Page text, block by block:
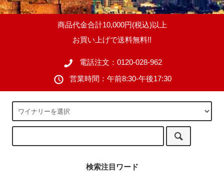
商品代金合計10,000円(税込)以上
お買い上げで送料無料!!
電話注文：0120-028-962
営業時間：午前8:30-午後17:30
検索注目ワード